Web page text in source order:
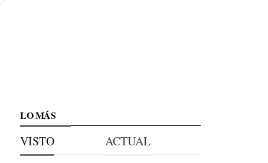
LO MÁS
VISTO ACTUAL